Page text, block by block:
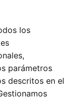
los
parámetros
descritos en el